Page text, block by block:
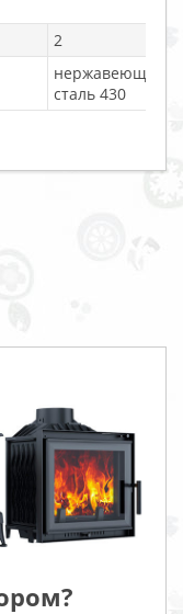
2
нержавеющая
сталь 430